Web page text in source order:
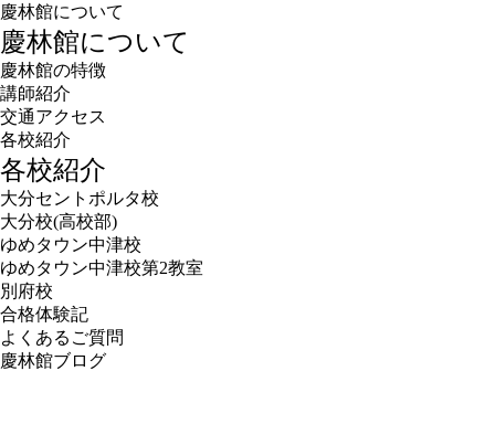
慶林館について
慶林館について
慶林館の特徴
講師紹介
交通アクセス
各校紹介
各校紹介
大分セントポルタ校
大分校(高校部)
ゆめタウン中津校
ゆめタウン中津校第2教室
別府校
合格体験記
よくあるご質問
慶林館ブログ